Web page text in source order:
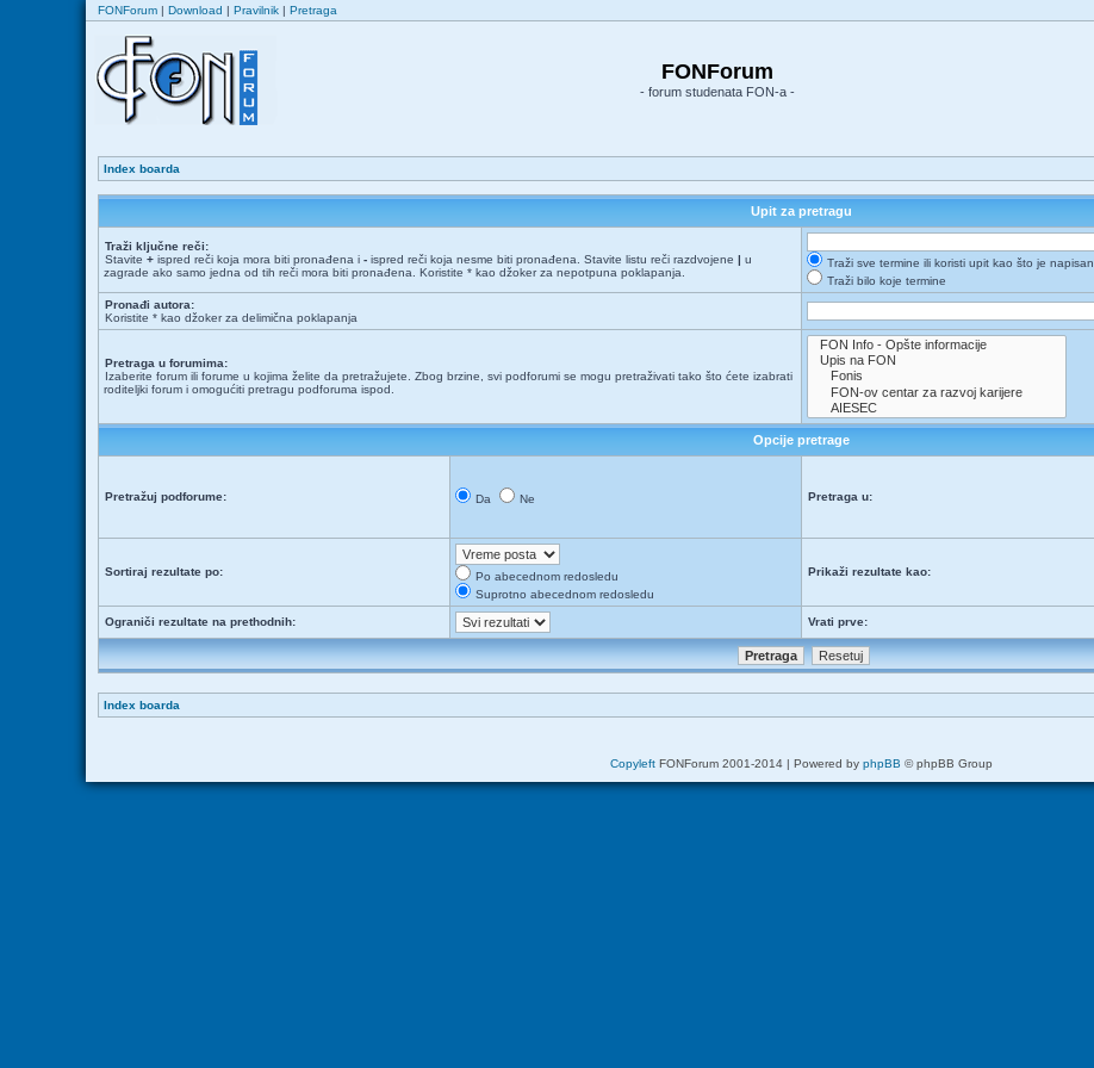
FONForum | Download | Pravilnik | Pretraga
FONForum
- forum studenata FON-a -
Index boarda
Upit za pretragu
Traži ključne reči:
Stavite + ispred reči koja mora biti pronađena i - ispred reči koja nesme biti pronađena. Stavite listu reči razdvojene | u
zagrade ako samo jedna od tih reči mora biti pronađena. Koristite * kao džoker za nepotpuna poklapanja.
Traži sve termine ili koristi upit kao što je napisan
Traži bilo koje termine
Pronađi autora:
Koristite * kao džoker za delimična poklapanja
Pretraga u forumima:
Izaberite forum ili forume u kojima želite da pretražujete. Zbog brzine, svi podforumi se mogu pretraživati tako što ćete izabrati
roditeljki forum i omogućiti pretragu podforuma ispod.
Opcije pretrage
Pretražuj podforume: Da Ne Pretraga u:
Sortiraj rezultate po:
Po abecednom redosledu
Suprotno abecednom redosledu
Prikaži rezultate kao:
Ograniči rezultate na prethodnih: Vrati prve:
Index boarda
CopyleftFONForum 2001-2014 | Powered by phpBB © phpBB Group